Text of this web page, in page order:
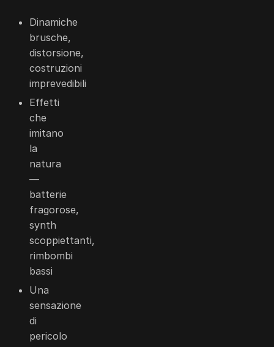
Dinamiche
brusche,
distorsione,
costruzioni
imprevedibili
Effetti
che
imitano
la
natura
—
batterie
fragorose,
synth
scoppiettanti,
rimbombi
bassi
Una
sensazione
di
pericolo